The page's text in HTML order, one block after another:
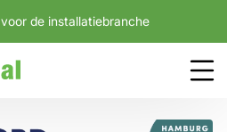
voor de installatiebranche